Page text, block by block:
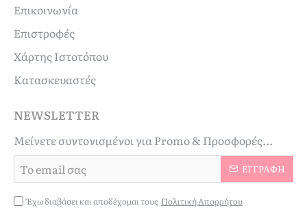
Επικοινωνία
Επιστροφές
Χάρτης Ιστοτόπου
Κατασκευαστές
NEWSLETTER
Μείνετε συντονισμένοι για Promo & Προσφορές...
email
σας
ΕΓΓΡΑΦΉ
Έχω διαβάσει και αποδέχομαι τους Πολιτική Απορρήτου